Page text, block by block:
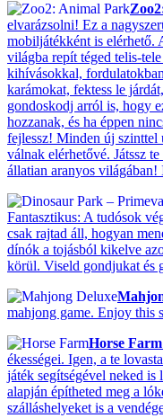
elvarázsolni! Ez a
mobiljátékként is elérhető.
világba repít téged telis-
kihívásokkal,
karámokat, fektess le
gondoskodj arról is, hogy
hozzanak, és ha éppen
fejlessz! Minden új szinttel
válnak elérhetővé. Játssz
állatian aranyos
Fantasztikus: A tudósok
csak rajtad áll, hogyan
dínók a tojásból kikelve
körül. Viseld gondjukat és
mahjong game. Enjoy this
Horse Farm
ékességei. Igen, a te
játék segítségével neked is
alapján építheted meg a
szálláshelyeket is a